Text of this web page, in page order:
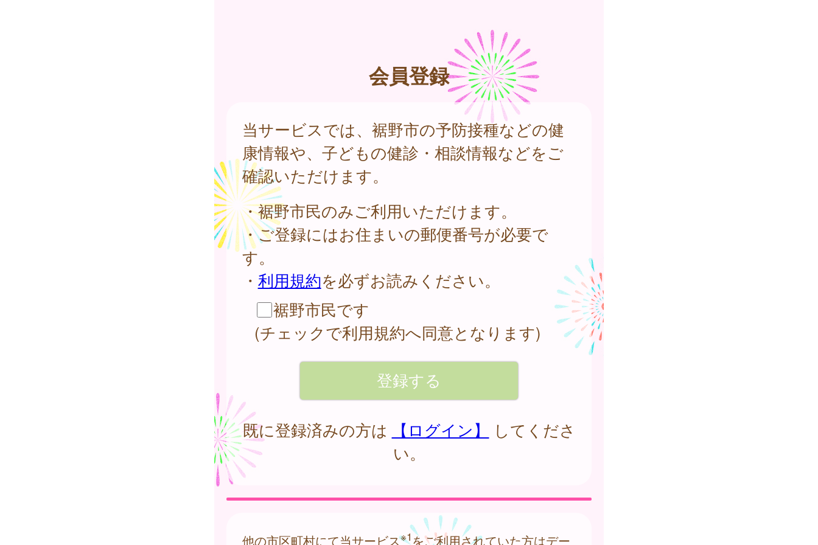
会員登録
当サービスでは、裾野市の予防接種などの健
康情報や、子どもの健診・相談情報などをご
確認いただけます。
・裾野市民のみご利用いただけます。
・ご登録にはお住まいの郵便番号が必要で
す。
・ 利用規約を必ずお読みください。
裾野市民です
(チェックで利用規約へ同意となります)
既に登録済みの方は 【ログイン】
してくださ
い。
他の市区町村にて当サービス※1 をご利用されていた方はデー